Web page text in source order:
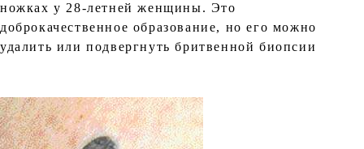
ножках у 28-летней женщины. Это
доброкачественное образование, но его можно
удалить или подвергнуть бритвенной биопсии